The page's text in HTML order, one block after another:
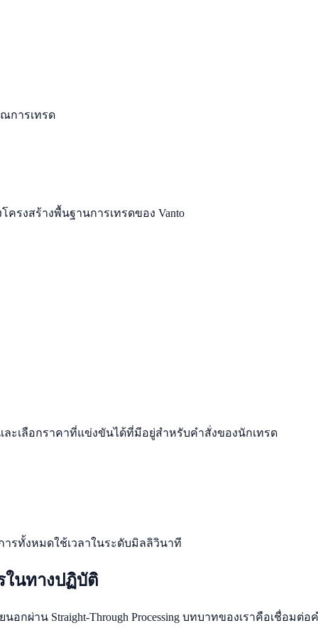
การเทรด
ครงสร้างพื้นฐานการเทรดของ Vanto
ะเลือกราคาที่แข่งขันได้ที่มีอยู่สำหรับคำสั่งของนักเทรด
รทั้งหมดใช้เวลาในระดับมิลลิวินาที
ในทางปฏิบัติ
อกผ่าน Straight-Through Processing บทบาทของเราคือเชื่อ